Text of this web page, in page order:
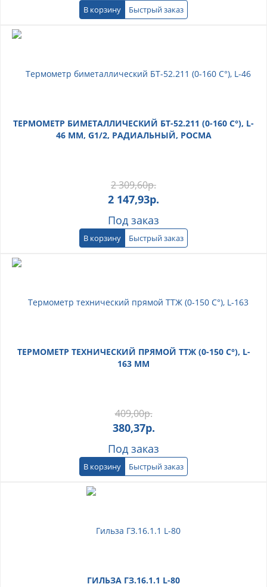
В корзину Быстрый заказ
ТЕРМОМЕТР БИМЕТАЛЛИЧЕСКИЙ БТ-52.211 (0-160 С°), L-
46 ММ, G1/2, РАДИАЛЬНЫЙ, РОСМА
2 309,60р.
2 147,93р.
Под заказ
В корзину Быстрый заказ
ТЕРМОМЕТР ТЕХНИЧЕСКИЙ ПРЯМОЙ ТТЖ (0-150 С°), L-
163 ММ
409,00р.
380,37р.
Под заказ
В корзину Быстрый заказ
ГИЛЬЗА ГЗ.16.1.1 L-80